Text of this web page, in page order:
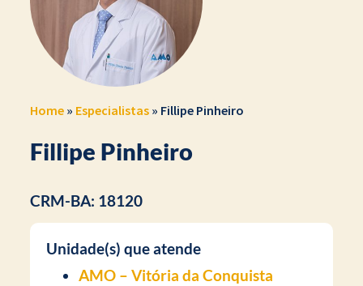
Home» Especialistas» Fillipe Pinheiro
Fillipe Pinheiro
CRM-BA: 18120
Unidade(s) que atende
AMO – Vitória da Conquista